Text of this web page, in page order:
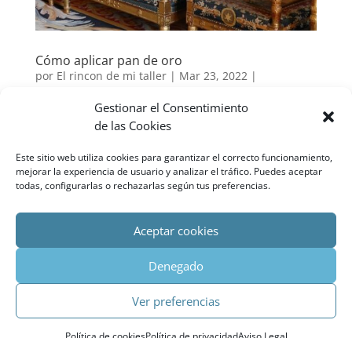
Gestionar el Consentimiento
de las Cookies
Este sitio web utiliza cookies para garantizar el correcto funcionamiento,
mejorar la experiencia de usuario y analizar el tráfico. Puedes aceptar
todas, configurarlas o rechazarlas según tus preferencias.
Aceptar cookies
Denegado
Ver preferencias
Cómo aplicar pan de oro
por El rincon de mi taller| Mar 23, 2022 |
Como amantes de la restauración y las
aplicar pan de oro. Este material lleva empleándose
desde la antigüedad. Siendo en la baja edad media
« Entradas más antiguas
Agencia SEO MadridImpacto SEOMarketing ©
Política
de cookies|Política de privacidad|Aviso Legal